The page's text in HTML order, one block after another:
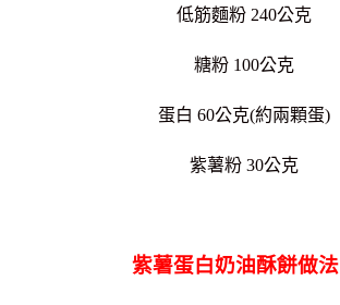
低筋麵粉 240公克
糖粉 100公克
蛋白 60公克(約兩顆蛋)
紫薯粉 30公克
紫薯蛋白奶油酥餅做法